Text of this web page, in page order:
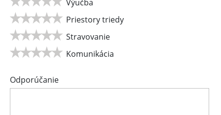
Výučba
Priestory triedy
Stravovanie
Komunikácia
Odporúčanie